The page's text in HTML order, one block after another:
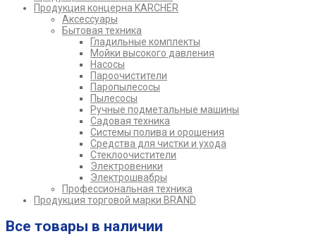
Продукция концерна KARCHER
Аксессуары
Бытовая техника
Гладильные комплекты
Мойки высокого давления
Насосы
Пароочистители
Паропылесосы
Пылесосы
Ручные подметальные машины
Садовая техника
Системы полива и орошения
Средства для чистки и ухода
Стеклоочистители
Электровеники
Электрошвабры
Профессиональная техника
Продукция торговой марки BRAND
Все товары в наличии